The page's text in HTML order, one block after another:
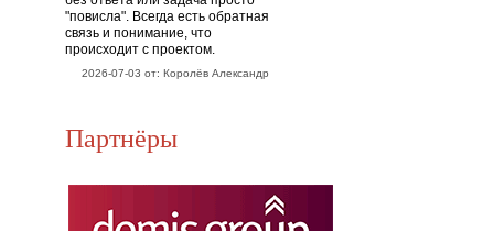
"повисла". Всегда есть обратная
связь и понимание, что
происходит с проектом.
2026-07-03 от: Королёв Александр
Партнёры